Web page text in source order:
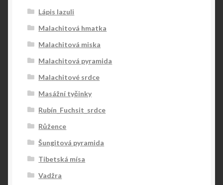
Lápis lazuli
Malachitová hmatka
Malachitová miska
Malachitová pyramida
Malachitové srdce
Masážní tyčinky
Rubín_Fuchsit_srdce
Růžence
Šungitová pyramida
Tibetská mísa
Vadžra